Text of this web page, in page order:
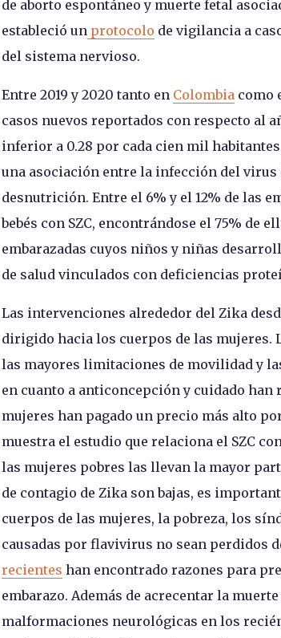
de aborto espontáneo y muerte fetal
estableció unprotocolo de vigilancia a
del sistema nervioso.
Entre 2019 y 2020 tanto en Colombiacomo
casos nuevos reportados con respecto al
inferior a 0.28 por cada cien mil
una asociación entre la infección del virus
desnutrición. Entre el 6% y el 12% de las
bebés con SZC, encontrándose el 75% de
embarazadas cuyos niños y niñas
de salud vinculados con deficiencias
Las intervenciones alrededor del Zika
dirigido hacia los cuerpos de las mujeres.
las mayores limitaciones de movilidad y
en cuanto a anticoncepción y cuidado han
mujeres han pagado un precio más alto
muestra el estudio que relaciona el SZC
las mujeres pobres las llevan la mayor
de contagio de Zika son bajas, es
cuerpos de las mujeres, la pobreza, los
causadas por flavivirus no sean perdidos
recientes han encontrado razones para
embarazo. Además de acrecentar la
malformaciones neurológicas en los